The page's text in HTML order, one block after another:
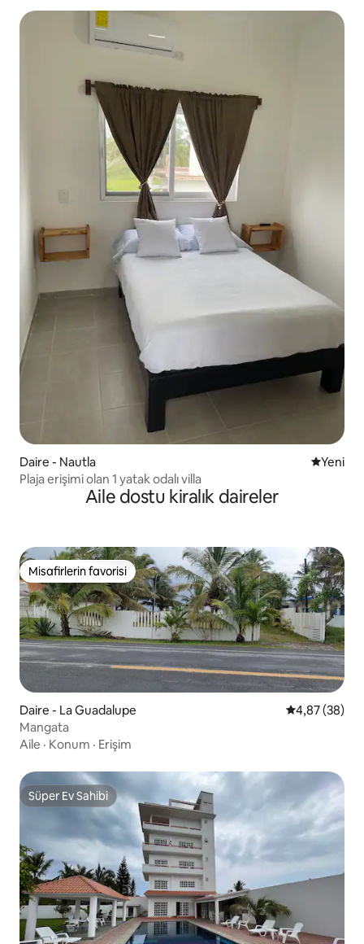
Daire - Nautla Yeni
Yeni
Plaja erişimi olan 1 yatak odalı villa
Aile dostu kiralık daireler
Misafirlerin favorisi
Misafirlerin favorisi
Daire - La Guadalupe 5 üzerinden
4,87 (38)
Mangata
Aile · Konum · Erişim
Süper Ev Sahibi
Süper Ev Sahibi